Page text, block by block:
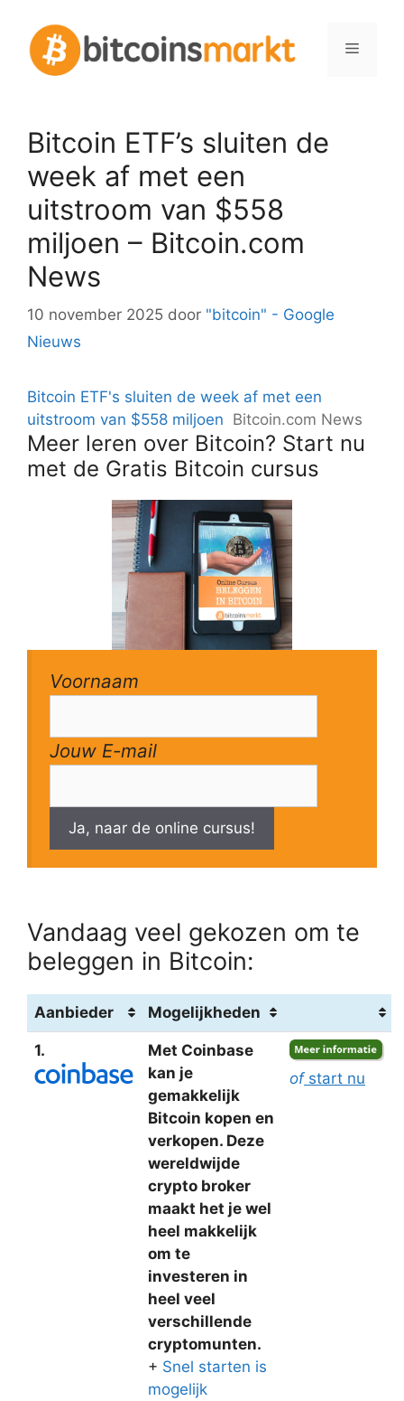
inhoud
Menu
Bitcoin ETF’s sluiten de
week af met een
uitstroom van $558
miljoen – Bitcoin.com
News
10 november 2025 door "bitcoin" - Google
Nieuws
Bitcoin ETF's sluiten de week af met een
uitstroom van $558 miljoen Bitcoin.com News
Meer leren over Bitcoin? Start nu
met de Gratis Bitcoin cursus
Voornaam
Jouw E-mail
Ja, naar de online cursus!
Vandaag veel gekozen om te
beleggen in Bitcoin:
Aanbieder Mogelijkheden
1.
Met Coinbase
kan je
gemakkelijk
Bitcoin kopen en
verkopen. Deze
wereldwijde
crypto broker
maakt het je wel
heel makkelijk
om te
investeren in
heel veel
verschillende
cryptomunten.
+ Snel starten is
mogelijk
ofstart nu